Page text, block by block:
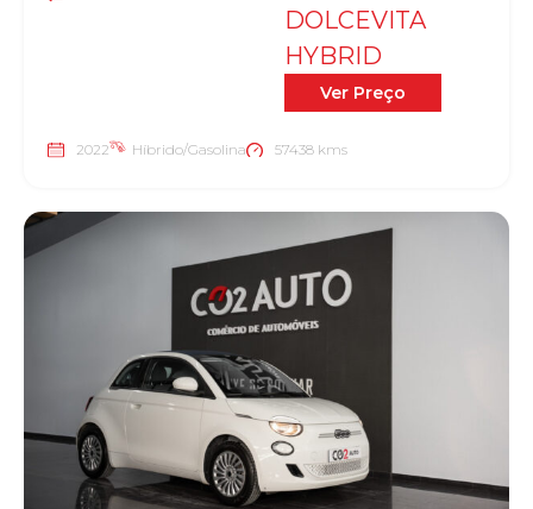
DOLCEVITA
HYBRID
Ver Preço
2022 Híbrido/Gasolina 57438 kms